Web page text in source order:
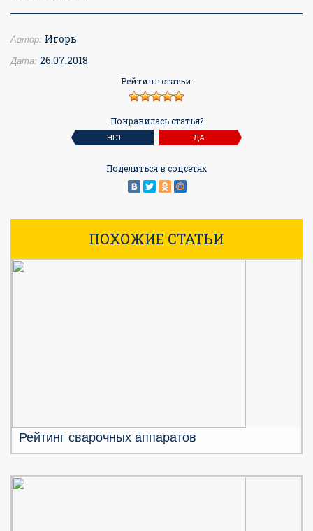
Автор: Игорь
Дата: 26.07.2018
Рейтинг статьи:
Понравилась статья?
НЕТ ДА
Поделиться в соцсетях
ПОХОЖИЕ СТАТЬИ
Рейтинг сварочных аппаратов